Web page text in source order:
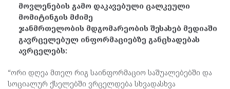
მოვლენების გამო დაკავებული ცალკეული
მომიტინგის მძიმე
ჯანმრთელობის მდგომარეობის შესახებ მედიაში
გავრცელებულ ინფორმაციებზე განცხადებას
ავრცელებს:
“ორი დღეა მთელ რიგ საინფორმაციო საშუალებებში და
სოციალურ ქსელებში ვრცელდება სხვადასხვა